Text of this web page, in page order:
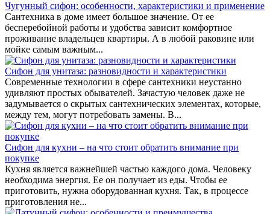
Чугунный сифон: особенности, характеристики и применение
Сантехника в доме имеет большое значение. От ее
бесперебойной работы и удобства зависит комфортное
проживание владельцев квартиры. А в любой раковине или
мойке самым важным...
Сифон для унитаза: разновидности и характеристики
Современные технологии в сфере сантехники неустанно
удивляют простых обывателей. Зачастую человек даже не
задумывается о скрытых сантехнических элементах, которые,
между тем, могут потребовать замены. В...
Сифон для кухни – на что стоит обратить внимание при
покупке
Кухня является важнейшей частью каждого дома. Человеку
необходима энергия. Ее он получает из еды. Чтобы ее
приготовить, нужна оборудованная кухня. Так, в процессе
приготовления не...